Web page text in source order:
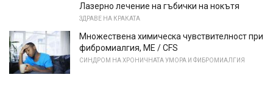
Лазерно лечение на гъбички на нокътя
ЗДРАВЕ НА КРАКАТА
Множествена химическа чувствителност при
фибромиалгия, ME / CFS
СИНДРОМ НА ХРОНИЧНАТА УМОРА И ФИБРОМИАЛГИЯ